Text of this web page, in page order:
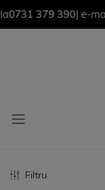
390| e-mail:
Filtru